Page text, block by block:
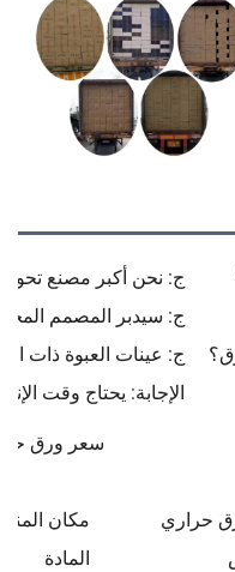
ج: نحن أكبر مصنع
ج: سيدبر المصمم
ج: عينات العبوة ذات
الإجابة: يحتاج وقت الإنتاج
سعر ورق حراري 80
حراري
مكان
المادة